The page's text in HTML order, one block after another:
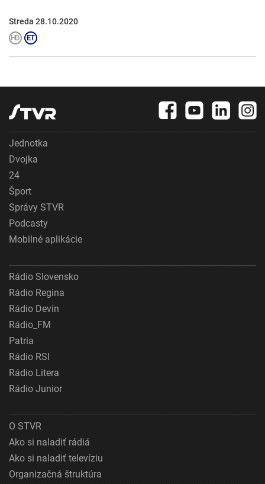
Streda 28.10.2020
Jednotka
Dvojka
24
Šport
Správy STVR
Podcasty
Mobilné aplikácie
Rádio Slovensko
Rádio Regina
Rádio Devín
Rádio_FM
Patria
Rádio RSI
Rádio Litera
Rádio Junior
O STVR
Ako si naladiť rádiá
Ako si naladiť televíziu
Organizačná štruktúra